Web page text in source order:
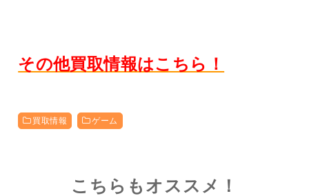
その他買取情報はこちら！
買取情報 ゲーム
こちらもオススメ！